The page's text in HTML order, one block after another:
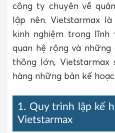
công ty chuyên về
lập nên. Vietstarmax
kinh nghiệm trong lĩnh
quan hệ rộng và
thông lớn,
hàng những bản kế
1. Quy trình lập kế
Vietstarmax